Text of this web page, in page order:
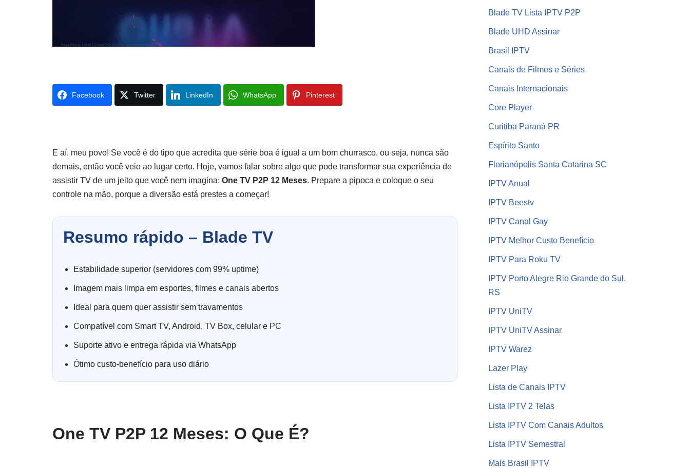
Facebook Twitter LinkedIn WhatsApp Pinterest
E aí, meu povo! Se você é do tipo que acredita que série boa é igual a um bom churrasco, ou seja, nunca são
demais, então você veio ao lugar certo. Hoje, vamos falar sobre algo que pode transformar sua experiência de
assistir TV de um jeito que você nem imagina: One TV P2P 12 Meses. Prepare a pipoca e coloque o seu
controle na mão, porque a diversão está prestes a começar!
Resumo rápido – Blade TV
Estabilidade superior (servidores com 99% uptime)
Imagem mais limpa em esportes, filmes e canais abertos
Ideal para quem quer assistir sem travamentos
Compatível com Smart TV, Android, TV Box, celular e PC
Suporte ativo e entrega rápida via WhatsApp
Ótimo custo-benefício para uso diário
One TV P2P 12 Meses: O Que É?
Blade TV Lista IPTV P2P
Blade UHD Assinar
Brasil IPTV
Canais de Filmes e Séries
Canais Internacionais
Core Player
Curitiba Paraná PR
Espírito Santo
Florianópolis Santa Catarina SC
IPTV Anual
IPTV Beestv
IPTV Canal Gay
IPTV Melhor Custo Benefício
IPTV Para Roku TV
IPTV Porto Alegre Rio Grande do Sul,
RS
IPTV UniTV
IPTV UniTV Assinar
IPTV Warez
Lazer Play
Lista de Canais IPTV
Lista IPTV 2 Telas
Lista IPTV Com Canais Adultos
Lista IPTV Semestral
Mais Brasil IPTV